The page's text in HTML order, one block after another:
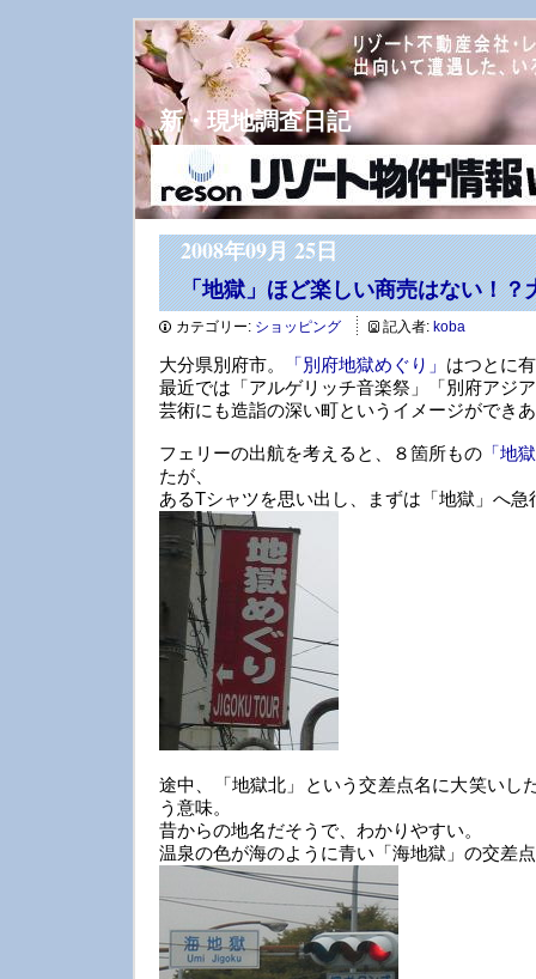
新・現地調査日記
2008年09月 25日
「地獄」ほど楽しい商売はない！？
カテゴリー: ショッピング 記入者: koba
大分県別府市。 「別府地獄めぐり」 はつとに
最近では「アルゲリッチ音楽祭」「別府アジ
芸術にも造詣の深い町というイメージができ
フェリーの出航を考えると、８箇所もの 「地
たが、
あるTシャツを思い出し、まずは「地獄」へ急
途中、「地獄北」という交差点名に大笑いし
う意味。
昔からの地名だそうで、わかりやすい。
温泉の色が海のように青い「海地獄」の交差